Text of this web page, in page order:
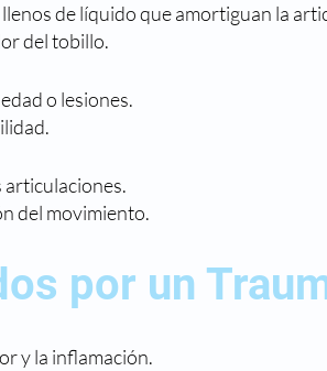
de líquido que amortiguan la
del tobillo.
o lesiones.
articulaciones.
del movimiento.
por un
y la inflamación.